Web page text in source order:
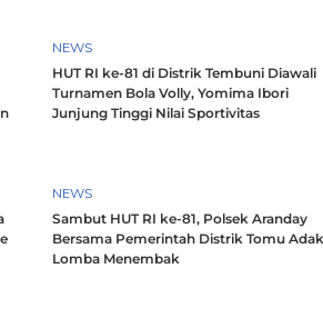
NEWS
HUT RI ke-81 di Distrik Tembuni Diawali
Turnamen Bola Volly, Yomima Ibori
Junjung Tinggi Nilai Sportivitas
NEWS
Sambut HUT RI ke-81, Polsek Aranday
Bersama Pemerintah Distrik Tomu
Lomba Menembak